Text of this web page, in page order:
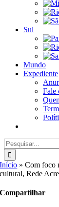
Sul
Mundo
Expediente
Fale
Buscar
resultados
para:
Início »Com foco
cultural, Rede
Compartilhar